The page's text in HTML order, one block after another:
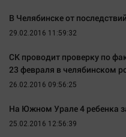
В Челябинске от
29.02.2016 11:59:32
СК проводит проверку по
23 февраля в челябинском
26.02.2016 09:56:25
На Южном Урале 4 ребенка
25.02.2016 12:56:39